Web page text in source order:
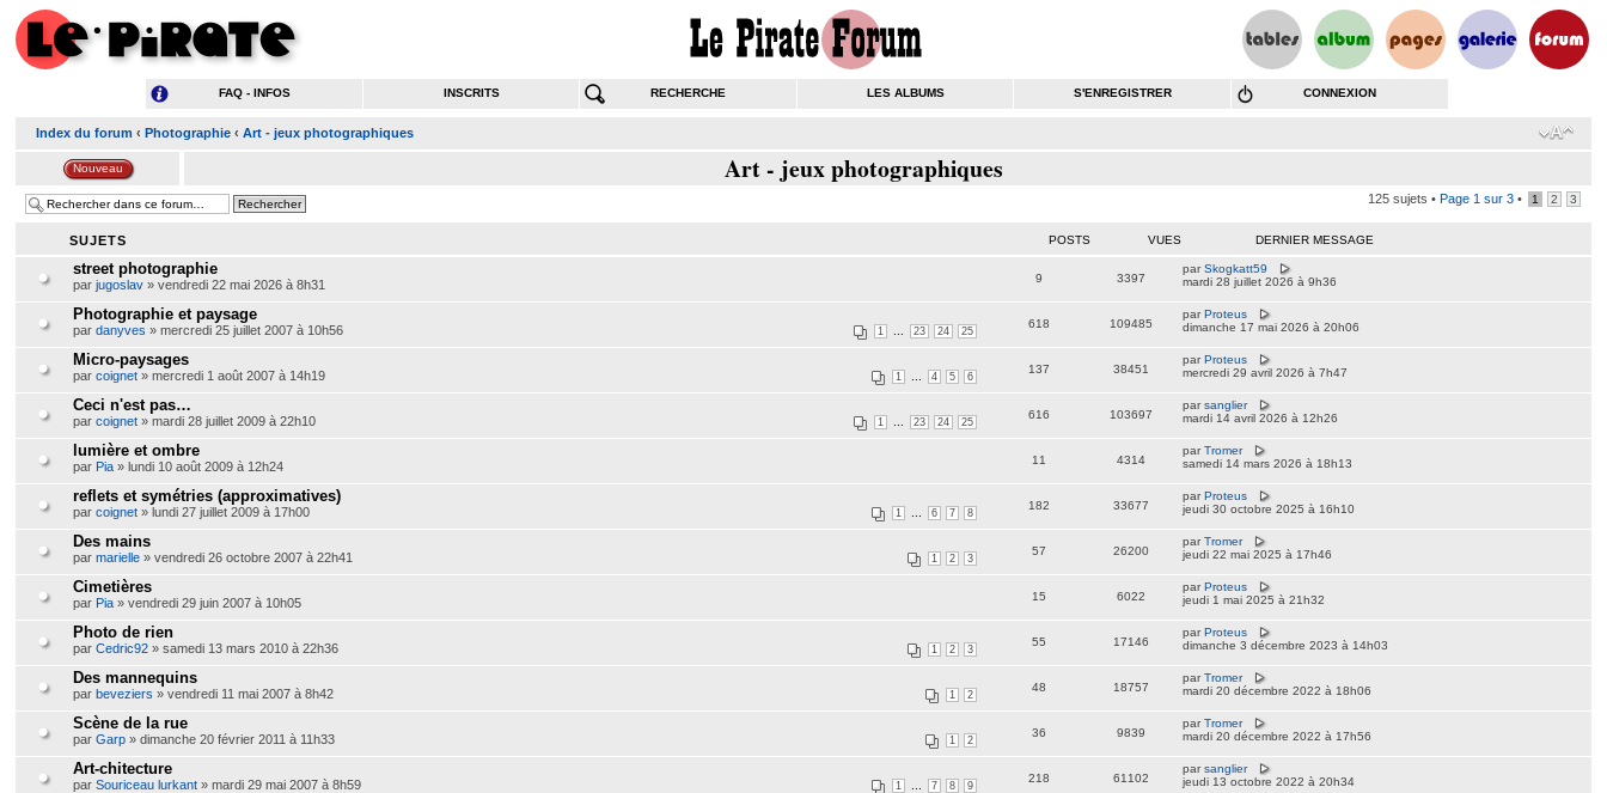
FAQ - INFOS INSCRITS RECHERCHE LES ALBUMS S'ENREGISTRER CONNEXION
Index du forum ‹ Photographie ‹ Art - jeux photographiques
Art - jeux photographiques
125 sujets • Page 1 sur 3 • 1 2 3
SUJETS POSTS VUES DERNIER MESSAGE
street photographie
par jugoslav » vendredi 22 mai 2026 à 8h31 9 3397
parSkogkatt59
mardi 28 juillet 2026 à 9h36
Photographie et paysage
1 23 24 25
par danyves » mercredi 25 juillet 2007 à 10h56 618 109485
parProteus
dimanche 17 mai 2026 à 20h06
Micro-paysages
1 4 5 6
par coignet » mercredi 1 août 2007 à 14h19 137 38451
parProteus
mercredi 29 avril 2026 à 7h47
Ceci n'est pas…
1 23 24 25
par coignet » mardi 28 juillet 2009 à 22h10 616 103697
parsanglier
mardi 14 avril 2026 à 12h26
lumière et ombre
par Pia » lundi 10 août 2009 à 12h24 11 4314
parTromer
samedi 14 mars 2026 à 18h13
reflets et symétries (approximatives)
1 6 7 8
par coignet » lundi 27 juillet 2009 à 17h00 182 33677
parProteus
jeudi 30 octobre 2025 à 16h10
Des mains
1 2 3
par marielle » vendredi 26 octobre 2007 à 22h41 57 26200
parTromer
jeudi 22 mai 2025 à 17h46
Cimetières
par Pia » vendredi 29 juin 2007 à 10h05 15 6022
parProteus
jeudi 1 mai 2025 à 21h32
Photo de rien
1 2 3
par Cedric92 » samedi 13 mars 2010 à 22h36 55 17146
parProteus
dimanche 3 décembre 2023 à 14h03
Des mannequins
1 2
par beveziers » vendredi 11 mai 2007 à 8h42 48 18757
parTromer
mardi 20 décembre 2022 à 18h06
Scène de la rue
1 2
par Garp » dimanche 20 février 2011 à 11h33 36 9839
parTromer
mardi 20 décembre 2022 à 17h56
Art-chitecture
1 7 8 9
par Souriceau lurkant » mardi 29 mai 2007 à 8h59 218 61102
parsanglier
jeudi 13 octobre 2022 à 20h34